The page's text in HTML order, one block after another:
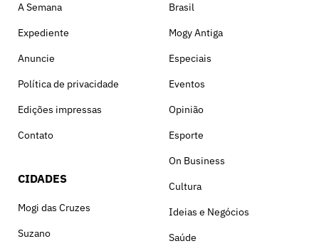
A Semana
Expediente
Anuncie
Política de privacidade
Edições impressas
Contato
CIDADES
Mogi das Cruzes
Suzano
Brasil
Mogy Antiga
Especiais
Eventos
Opinião
Esporte
On Business
Cultura
Ideias e Negócios
Saúde